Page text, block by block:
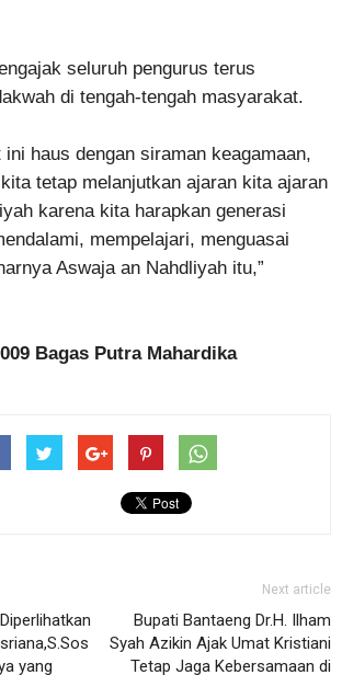
seluruh pengurus terus
di tengah-tengah masyarakat.
ini haus dengan siraman keagamaan,
tetap melanjutkan ajaran kita ajaran
karena kita harapkan generasi
mempelajari, menguasai
Aswaja an Nahdliyah itu,”
Bagas Putra Mahardika
yang
Next article
Bupati Bantaeng Dr.H. Ilham
Syah Azikin Ajak Umat Kristiani
Tetap Jaga Kebersamaan di